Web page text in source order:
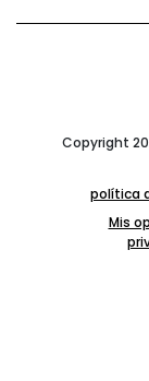
Copyright
política
Mis